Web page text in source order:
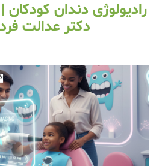
رادیولوژی دندان
دکتر عدالت